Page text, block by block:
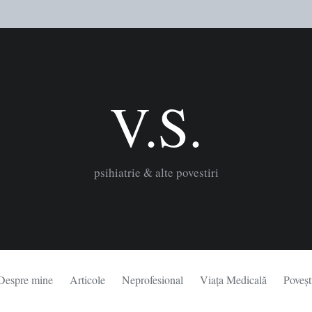
V.S.
psihiatrie & alte povestiri
mine Articole Neprofesional Viața Medicală